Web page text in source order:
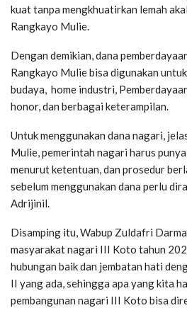
kuat tanpa mengkhuatirkan lemah
Rangkayo Mulie.
Dengan demikian, dana
Rangkayo Mulie bisa digunakan
budaya, home industri,
honor, dan berbagai keterampilan.
Untuk menggunakan dana nagari,
Mulie, pemerintah nagari harus
menurut ketentuan, dan prosedur
sebelum menggunakan dana perlu
Adrijinil.
Disamping itu, Wabup Zuldafri
masyarakat nagari III Koto tahun
hubungan baik dan jembatan hati
II yang ada, sehingga apa yang kita
pembangunan nagari III Koto bisa